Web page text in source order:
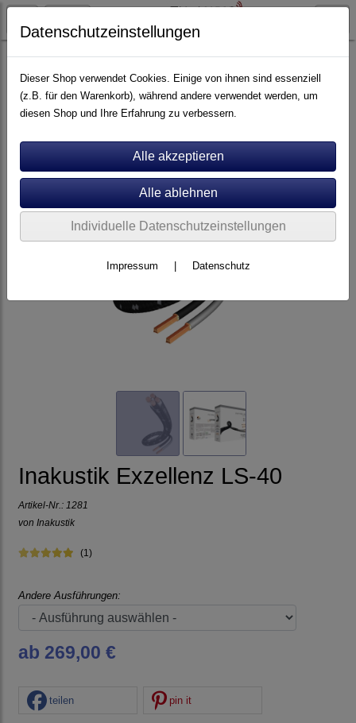
Artikel nach Marken F - O Inakustik
Inakustik Exzellenz LS-40
Artikel-Nr.: 1281
von Inakustik
(1)
Andere Ausführungen:
ab 269,00 €
teilen pin it
Datenschutzeinstellungen
Dieser Shop verwendet Cookies. Einige von ihnen sind essenziell
(z.B. für den Warenkorb), während andere verwendet werden, um
diesen Shop und Ihre Erfahrung zu verbessern.
Individuelle Datenschutzeinstellungen
Impressum Datenschutz